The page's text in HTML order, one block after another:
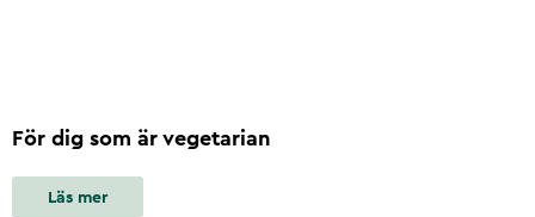
För dig som är vegetarian
Läs mer